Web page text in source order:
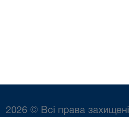
2026 © Всі права захищені